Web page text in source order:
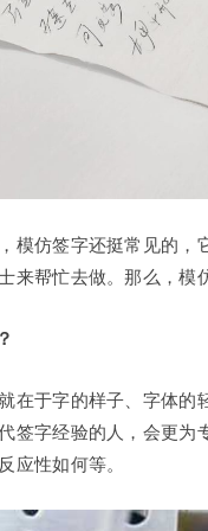
模仿签字还挺常见的
来帮忙去做。那么，模
在于字的样子、字体
签字经验的人，会更
应性如何等。